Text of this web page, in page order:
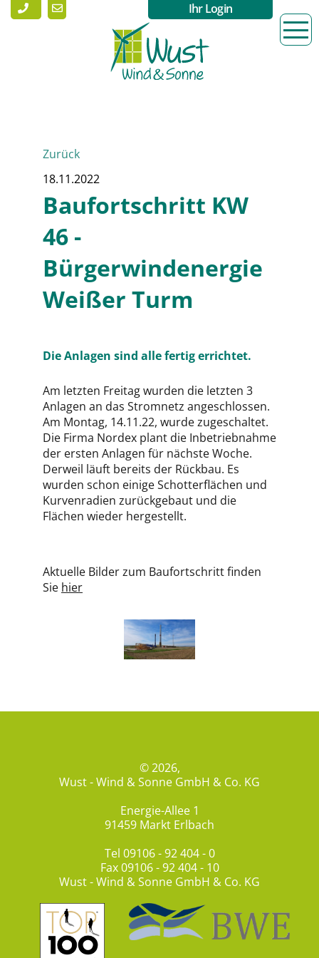
Ihr Login
Zurück
18.11.2022
Baufortschritt KW
46 -
Bürgerwindenergie
Weißer Turm
Die Anlagen sind alle fertig errichtet.
Am letzten Freitag wurden die letzten 3
Anlagen an das Stromnetz angeschlossen.
Am Montag, 14.11.22, wurde zugeschaltet.
Die Firma Nordex plant die Inbetriebnahme
der ersten Anlagen für nächste Woche.
Derweil läuft bereits der Rückbau. Es
wurden schon einige Schotterflächen und
Kurvenradien zurückgebaut und die
Flächen wieder hergestellt.
Aktuelle Bilder zum Baufortschritt finden
Sie hier
© 2026,
Wust - Wind & Sonne GmbH & Co. KG
Energie-Allee 1
91459 Markt Erlbach
Tel 09106 - 92 404 - 0
Fax 09106 - 92 404 - 10
Wust - Wind & Sonne GmbH & Co. KG